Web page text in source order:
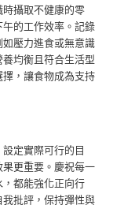
攝取不健康的零
的工作效率。記錄
壓力進食或無意識
均衡且符合生活型
，讓食物成為支持
定實際可行的目
更重要。慶祝每一
都能強化正向行
批評，保持彈性與